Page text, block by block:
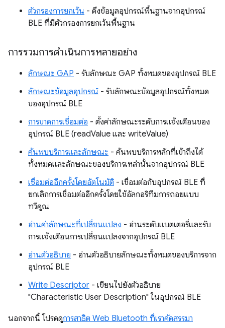
ตัวกรองการยกเว้น - ดึงข้อมูลอุปกรณ์พื้นฐานจากอุปกรณ์
BLE ที่มีตัวกรองการยกเว้นพื้นฐาน
การรวมการดำเนินการหลายอย่าง
ลักษณะ GAP - รับลักษณะ GAP ทั้งหมดของอุปกรณ์ BLE
ลักษณะข้อมูลอุปกรณ์ - รับลักษณะข้อมูลอุปกรณ์ทั้งหมด
ของอุปกรณ์ BLE
การขาดการเชื่อมต่อ - ตั้งค่าลักษณะระดับการแจ้งเตือนของ
อุปกรณ์ BLE (readValue และ writeValue)
ค้นพบบริการและลักษณะ - ค้นพบบริการหลักที่เข้าถึงได้
ทั้งหมดและลักษณะของบริการเหล่านั้นจากอุปกรณ์ BLE
เชื่อมต่ออีกครั้งโดยอัตโนมัติ - เชื่อมต่อกับอุปกรณ์ BLE ที่
ยกเลิกการเชื่อมต่ออีกครั้งโดยใช้อัลกอริทึมการถอยแบบ
ทวีคูณ
อ่านค่าลักษณะที่เปลี่ยนแปลง - อ่านระดับแบตเตอรี่และรับ
การแจ้งเตือนการเปลี่ยนแปลงจากอุปกรณ์ BLE
อ่านตัวอธิบาย - อ่านตัวอธิบายลักษณะทั้งหมดของบริการจาก
อุปกรณ์ BLE
Write Descriptor - เขียนไปยังตัวอธิบาย
"Characteristic User Description" ในอุปกรณ์ BLE
นอกจากนี้ โปรดดูการสาธิต Web Bluetooth ที่เราคัดสรรมา